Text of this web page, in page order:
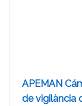
APEMAN
de vigilància